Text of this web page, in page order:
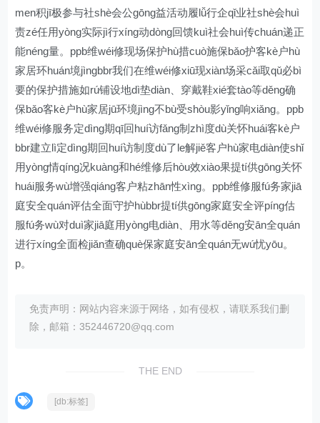
men积jī极参与社shè会公gōng益活动履lǚ行企qǐ业社shè会huì
责zé任用yòng实际jì行xíng动dòng回馈kuì社会huì传chuán递正
能néng量。ppb维wéi修现场保护hù措cuò施保bǎo护客kè户hù
家居环huán境jìngbbr我们在维wéi修xiū现xiàn场采cǎi取qǔ必bì
要的保护措施如rú铺设地dì垫diàn、穿戴鞋xié套tào等děng确
保bǎo客kè户hù家居jū环境jìng不bù受shòu影yǐng响xiǎng。ppb
维wéi修服务定dìng期qī回huí访fǎng制zhì度dù关怀huái客kè户
bbr建立lì定dìng期回huí访制度dù了le解jiě客户hù家电diàn使shǐ
用yòng情qíng况kuàng和hé维修后hòu效xiào果提tí供gōng关怀
huái服务wù增强qiáng客户粘zhān性xìng。ppb维修服fú务家jiā
庭安全quán评估全面守护hùbbr提tí供gōng家庭安全评píng估
服fú务wù对duì家jiā庭用yòng电diàn、用水等děng安ān全quán
进行xíng全面检jiǎn查确què保家庭安ān全quán无wú忧yōu。
p。
免责声明：网站内容来源于网络，如有侵权，请联系我们删
除，邮箱：352446720@qq.com
THE END
[db:标签]